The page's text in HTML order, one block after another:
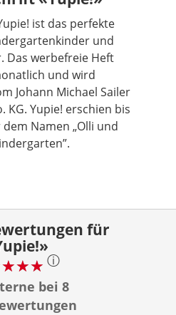
ist das perfekte
und
Das werbefreie Heft
und wird
Johann Michael Sailer
KG. Yupie! erschien bis
Namen „Olli und
für
ⓘ
bei 8